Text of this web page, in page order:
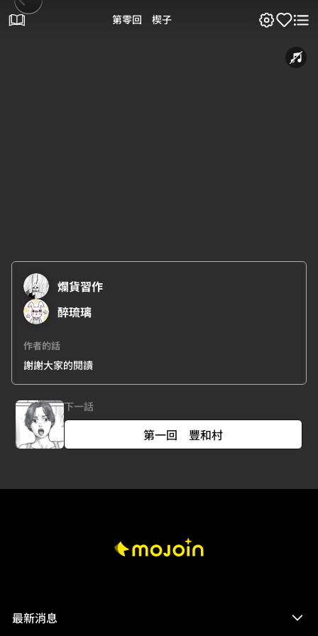
第零回 楔子
爛貨習作
醉琉璃
作者的話
謝謝大家的閱讀
下一話
第一回 豐和村
最新消息